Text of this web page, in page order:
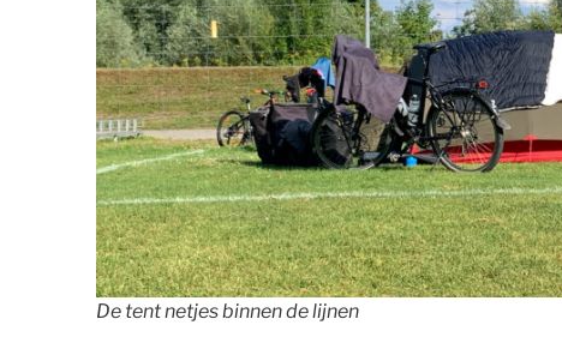
De tent netjes binnen de lijnen